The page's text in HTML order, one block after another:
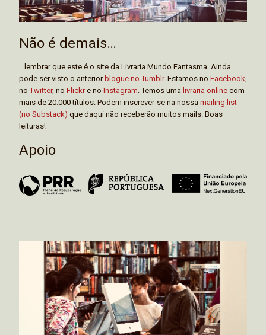
Não é demais…
...lembrar que este é o site da Livraria Mundo Fantasma. Ainda
pode ser visto o anteriorblogue no Tumblr. Estamos no Facebook
noTwitter, no Flickre no Instagram . Temos uma livraria online com
mais de 20.000 títulos. Podem inscrever-se na nossa mailing list
(no Substack) que daqui não receberão muitos mails. Boas
leituras!
Apoio